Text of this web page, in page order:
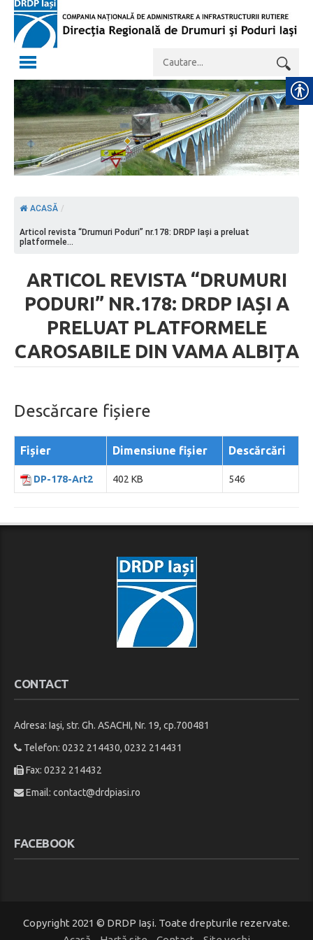
ACASĂ /
Articol revista “Drumuri Poduri” nr.178: DRDP Iași a preluat
platformele...
ARTICOL REVISTA “DRUMURI
PODURI” NR.178: DRDP IAȘI A
PRELUAT PLATFORMELE
CAROSABILE DIN VAMA ALBIȚA
Descărcare fișiere
Fișier Dimensiune fișier Descărcări
DP-178-Art2 402 KB 546
CONTACT
Adresa: Iaşi, str. Gh. ASACHI, Nr. 19, cp.700481
Telefon: 0232 214430, 0232 214431
Fax: 0232 214432
Email: contact@drdpiasi.ro
FACEBOOK
Copyright 2021 © DRDP Iaşi. Toate drepturile rezervate.